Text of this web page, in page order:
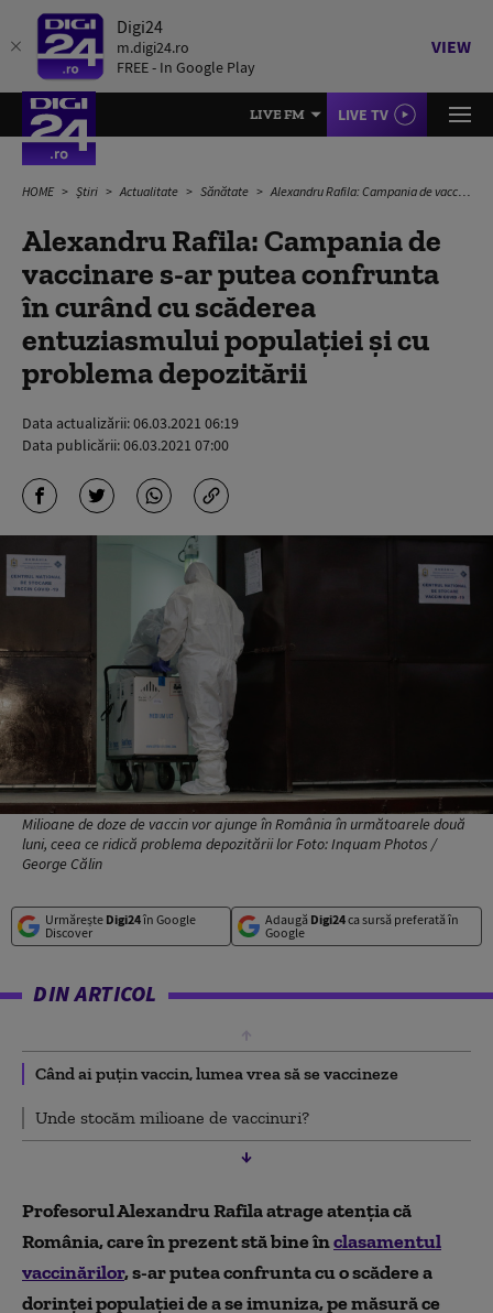
Digi24
m.digi24.ro
FREE - In Google Play
VIEW
LIVE FM LIVE TV
HOME Știri Actualitate Sănătate Alexandru Rafila: Campania de vaccinare s-ar putea confrunta în curând cu scăderea entuziasmului populației și cu problema depozitării
Alexandru Rafila: Campania de
vaccinare s-ar putea confrunta
în curând cu scăderea
entuziasmului populației și cu
problema depozitării
Data actualizării:06.03.2021 06:19
Data publicării:06.03.2021 07:00
Milioane de doze de vaccin vor ajunge în România în următoarele două
luni, ceea ce ridică problema depozitării lor Foto: Inquam Photos /
George Călin
Urmărește Digi24în Google
Discover
Adaugă Digi24ca sursă preferată în
Google
DIN ARTICOL
Când ai puțin vaccin, lumea vrea să se vaccineze
Unde stocăm milioane de vaccinuri?
Profesorul Alexandru Rafila atrage atenția că
România, care în prezent stă bine înclasamentul
vaccinărilor, s-ar putea confrunta cu o scădere a
dorinței populației de a se imuniza, pe măsură ce